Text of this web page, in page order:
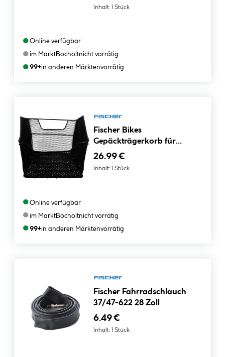
Inhalt: 1 Stück
●Online verfügbar
●im MarktBocholtnicht vorrätig
●99+in anderen Märktenvorrätig
Fischer Bikes
Gepäckträgerkorb für
Schultasche
26.99 €
Inhalt: 1 Stück
●Online verfügbar
●im MarktBocholtnicht vorrätig
●99+in anderen Märktenvorrätig
Fischer Fahrradschlauch
37/47-622 28 Zoll
6.49 €
Inhalt: 1 Stück